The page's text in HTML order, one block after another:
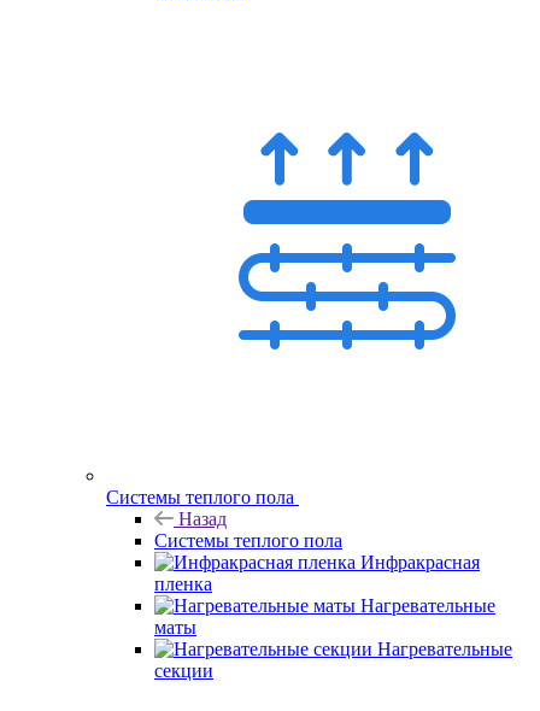
Системы теплого пола
Назад
Системы теплого пола
Инфракрасная
пленка
Нагревательные
маты
Нагревательные
секции